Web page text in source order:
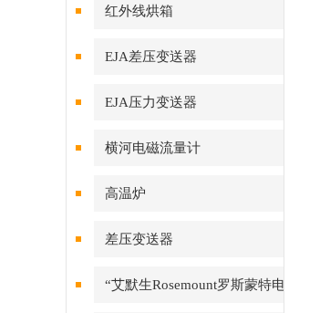
红外线烘箱
EJA差压变送器
EJA压力变送器
横河电磁流量计
高温炉
差压变送器
“艾默生Rosemount罗斯蒙特电